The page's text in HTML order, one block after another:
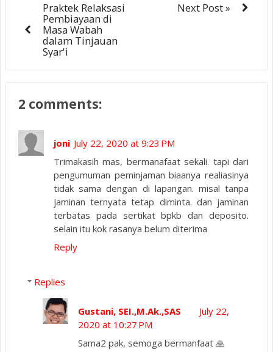
Praktek Relaksasi
Pembiayaan di
Masa Wabah
dalam Tinjauan
Syar'i
Next Post »
2 comments:
joni July 22, 2020 at 9:23 PM
Trimakasih mas, bermanafaat sekali. tapi dari
pengumuman peminjaman biaanya realiasinya
tidak sama dengan di lapangan. misal tanpa
jaminan ternyata tetap diminta. dan jaminan
terbatas pada sertikat bpkb dan deposito.
selain itu kok rasanya belum diterima
Reply
Replies
Gustani, SEI.,M.Ak.,SAS
July 22,
2020 at 10:27 PM
Sama2 pak, semoga bermanfaat 🙏